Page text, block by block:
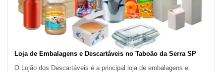
Loja de Embalagens e Descartáveis no Taboão da Serra SP
O Lojão dos Descartáveis é a principal loja de embalagens e